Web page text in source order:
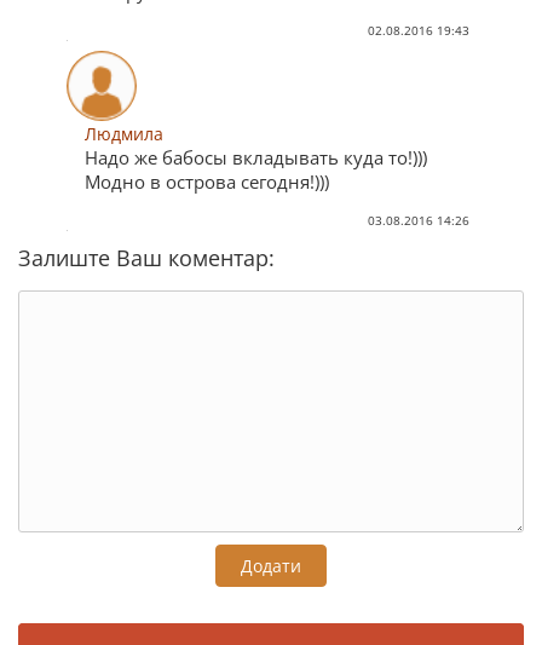
02.08.2016 19:43
Людмила
Надо же бабосы вкладывать куда то!)))
Модно в острова сегодня!)))
03.08.2016 14:26
Залиште Ваш коментар:
Додати